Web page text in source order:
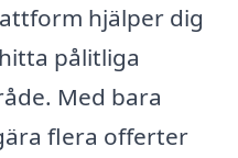
hjälper dig
pålitliga
Med bara
flera offerter